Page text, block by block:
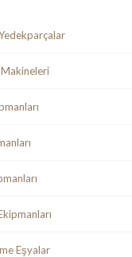
Makineleri
Eşyalar